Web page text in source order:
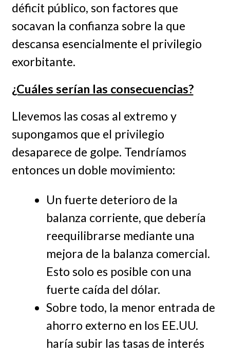
déficit público, son factores que
socavan la confianza sobre la que
descansa esencialmente el privilegio
exorbitante.
¿Cuáles serían las consecuencias?
Llevemos las cosas al extremo y
supongamos que el privilegio
desaparece de golpe. Tendríamos
entonces un doble movimiento:
Un fuerte deterioro de la
balanza corriente, que debería
reequilibrarse mediante una
mejora de la balanza comercial.
Esto solo es posible con una
fuerte caída del dólar.
Sobre todo, la menor entrada de
ahorro externo en los EE.UU.
haría subir las tasas de interés